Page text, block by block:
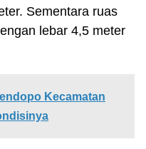
Sementara ruas
lebar 4,5 meter
Kecamatan